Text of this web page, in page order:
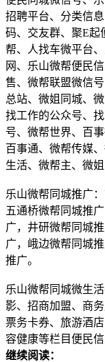
招聘平台、分类信
码、交友群、聚E起
帮、人找车微平台
网、乐山微帮便民
售、微帮联盟微信
总站、微姐同城、
找工作的公众号、
号、微帮世界、百
百事通、微帮传媒
生活、微帮主、微
乐山微帮同城推广
五通桥微帮同城推
广，井研微帮同城
广，峨边微帮同城
推广。
乐山微帮同城微生
影、招商加盟、商
票务卡券、旅游酒
容健康等栏目便民信
继续阅读：